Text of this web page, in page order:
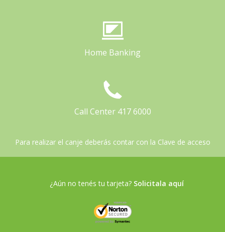
Home Banking
Call Center 417 6000
Para realizar el canje deberás contar con la Clave de acceso
¿Aún no tenés tu tarjeta? Solicitala aquí